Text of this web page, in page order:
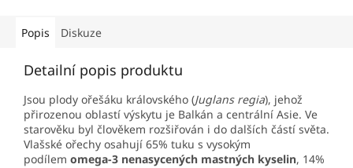
Popis Diskuze
Detailní popis produktu
Jsou plody ořešáku královského (Juglans regia), jehož
přirozenou oblastí výskytu je Balkán a centrální Asie. Ve
starověku byl člověkem rozšiřován i do dalších částí světa.
Vlašské ořechy osahují 65% tuku s vysokým
podílem omega-3 nenasycených mastných kyselin, 14%